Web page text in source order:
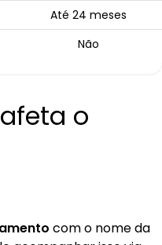
Até 24 meses
Não
o
com o nome da